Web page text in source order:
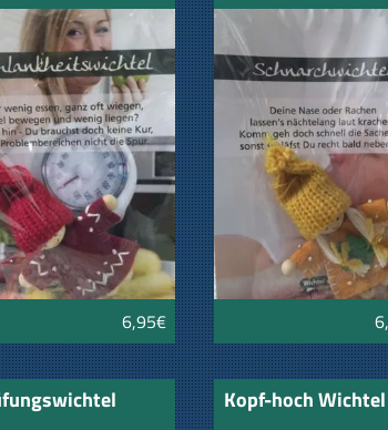
6,95€
Kopf-hoch Wichtel